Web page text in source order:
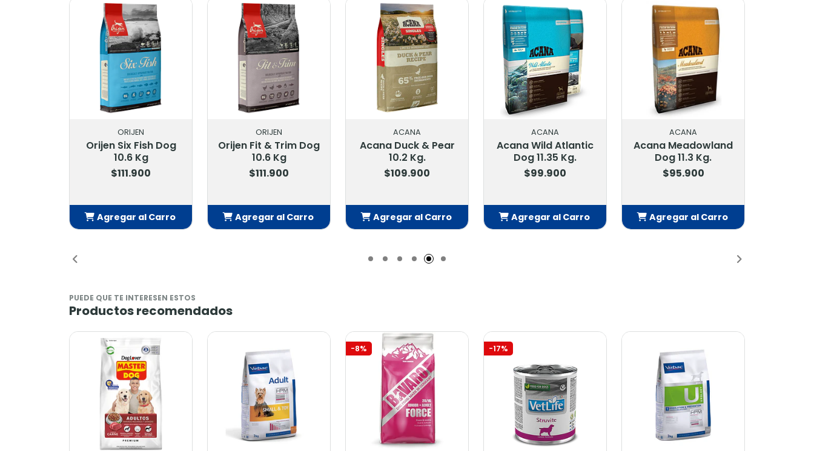
ORIJEN
Orijen Fit & Trim Dog
10.6 Kg
$111.900
Agregar al Carro
ACANA
Acana Duck & Pear
10.2 Kg.
$109.900
Agregar al Carro
ACANA
Acana Wild Atlantic
Dog 11.35 Kg.
$99.900
Agregar al Carro
ACANA
Acana Meadowland
Dog 11.3 Kg.
$95.900
Agregar al Carro
ACANA
Acana Pork & Squash
Singles Formula 10.2
Kg.
Agregar al Carro
PUEDE QUE TE INTERESEN ESTOS
Productos recomendados